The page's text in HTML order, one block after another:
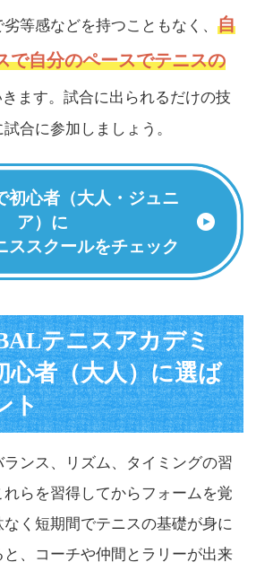
劣等感などを持つこともなく、自
で自分のペースでテニスの
ます。試合に出られるだけの技
合に参加しましょう。
初心者（大人・ジュニ
ア）に
ススクールをチェック
テニスアカデミ
心者（大人）に選ば
ト
ンス、リズム、タイミングの習
らを習得してからフォームを覚
く短期間でテニスの基礎が身に
、コーチや仲間とラリーが出来